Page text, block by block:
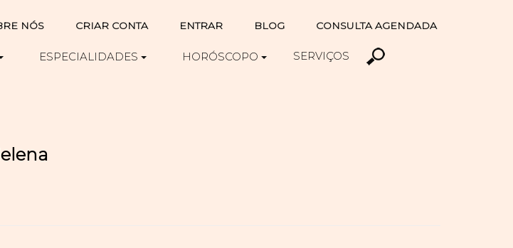
NÓS CRIAR CONTA ENTRAR BLOG CONSULTA AGENDADA
ESPECIALIDADES HORÓSCOPO SERVIÇOS